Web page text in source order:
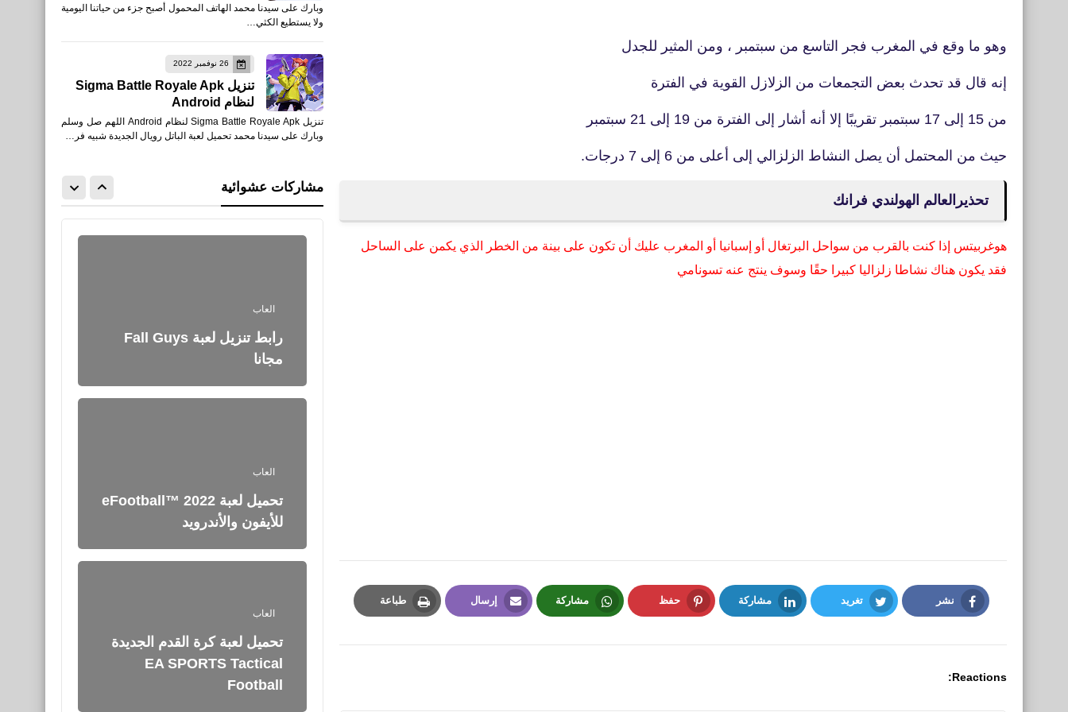
وهو ما وقع في المغرب فجر التاسع من سبتمبر ، ومن المثير للجدل
إنه قال قد تحدث بعض التجمعات من الزلازل القوية في الفترة
من 15 إلى 17 سبتمبر تقريبًا إلا أنه أشار إلى الفترة من 19 إلى 21 سبتمبر
حيث من المحتمل أن يصل النشاط الزلزالي إلى أعلى من 6 إلى 7 درجات.
تحذيرالعالم الهولندي فرانك
هوغربيتس إذا كنت بالقرب من سواحل البرتغال أو إسبانيا أو المغرب عليك أن تكون على بينة من الخطر الذي يكمن على الساحل
فقد يكون هناك نشاطا زلزاليا كبيرا حقًا وسوف ينتج عنه تسونامي
نشر تغريد مشاركة حفظ مشاركة إرسال طباعة
Reactions:
وبارك على سيدنا محمد الهاتف المحمول أصبح جزء من حياتنا اليومية
ولا يستطيع الكثي…
26 نوفمبر 2022
تنزيل Sigma Battle Royale Apk
لنظام Android
تنزيل Sigma Battle Royale Apk لنظام Android اللهم صل وسلم
وبارك على سيدنا محمد تحميل لعبة الباتل رويال الجديدة شبيه فر…
مشاركات عشوائية
الحياة ZOZ: Final Hour
الجديدة
العاب
تحميل فري فاير ماكس
Android
العاب
رابط تنزيل لعبة Fall Guys
مجانا
العاب
تحميل لعبة eFootball™ 2022
للأيفون والأندرويد
26 مايو 2022
العاب
تحميل لعبة كرة القدم الجديدة
EA SPORTS Tactical
Football